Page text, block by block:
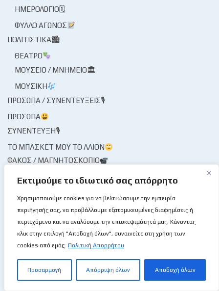
Εκτιμούμε το ιδιωτικό σας απόρρητο
Χρησιμοποιούμε cookies για να βελτιώσουμε την εμπειρία
περιήγησής σας, να προβάλλουμε εξατομικευμένες διαφημίσεις ή
περιεχόμενο και να αναλύουμε την επισκεψιμότητά μας. Κάνοντας
κλικ στην επιλογή "Αποδοχή όλων", συναινείτε στη χρήση των
cookies από εμάς. Πολιτική Απορρήτου
Προσαρμογή Απόρριψη όλων Αποδοχή όλων
ΗΜΕΡΟΛΌΓΙΟ🗓
ΦΎΛΛΟ ΑΓΏΝΟΣ
ΠΟΛΙΤΙΣΤΙΚΆ🏙
ΘΈΑΤΡΟ
ΜΟΥΣΕΊΟ / ΜΝΗΜΕΊΟ🏛
ΜΟΥΣΙΚΉ
ΠΡΌΣΩΠΑ / ΣΥΝΕΝΤΕΎΞΕΙΣ🎙
ΠΡΌΣΩΠΑ
ΣΥΝΈΝΤΕΥΞΗ🎙
ΤΟ ΜΠΆΣΚΕΤ ΜΟΥ ΤΟ ΛΛΊΟΝ
ΦΑΚΌΣ / ΜΑΓΝΗΤΟΣΚΌΠΙΟ
ΦΟΡΕΊΣ ΚΑΛΑΘΌΣΦΑΙΡΑΣ
ΔΙΑΙΤΗΣΊΑ
ΚΟΜΙΣΆΡΙΟΙ
ΚΡΙΤΈΣ
ΣΤΑΤΙΣΤΙΚΉ ΥΠΗΡΕΣΊΑ
ΨΊΘΥΡΟΙ
ΩΡΑΊΑ ΜΟΥ ΚΥΡΊΑ